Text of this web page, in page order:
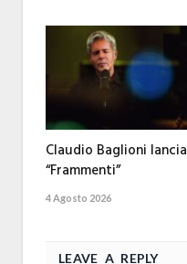
Claudio Baglioni lancia
“Frammenti”
4 Agosto 2026
LEAVE A REPLY